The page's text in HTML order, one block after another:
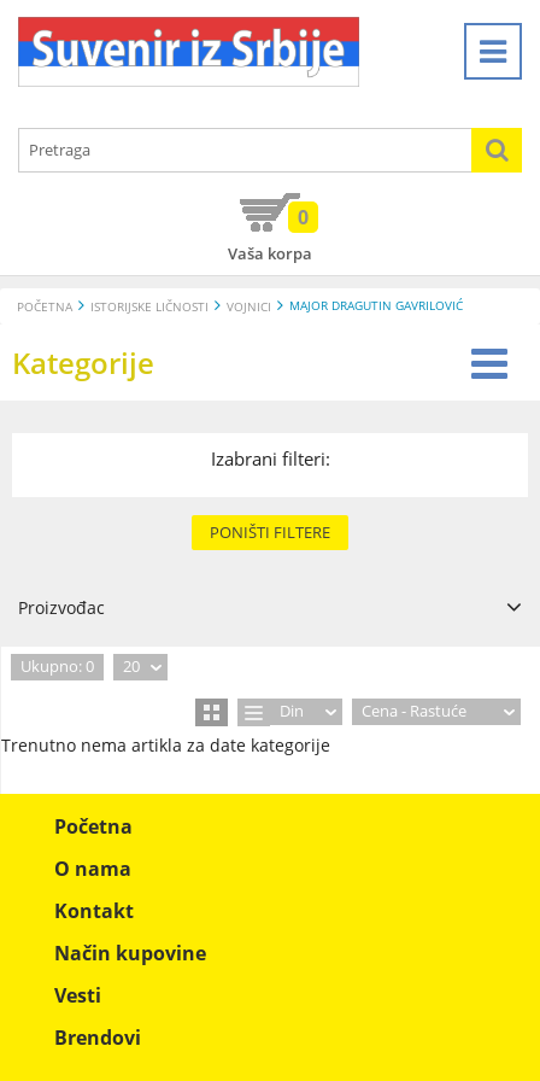
Vaša korpa
0
POČETNA ISTORIJSKE LIČNOSTI VOJNICI MAJOR DRAGUTIN GAVRILOVIĆ
Kategorije
Izabrani filteri:
PONIŠTI FILTERE
Proizvođac
Ukupno: 0 20
Din Cena - Rastuće
Trenutno nema artikla za date kategorije
Početna
O nama
Kontakt
Način kupovine
Vesti
Brendovi